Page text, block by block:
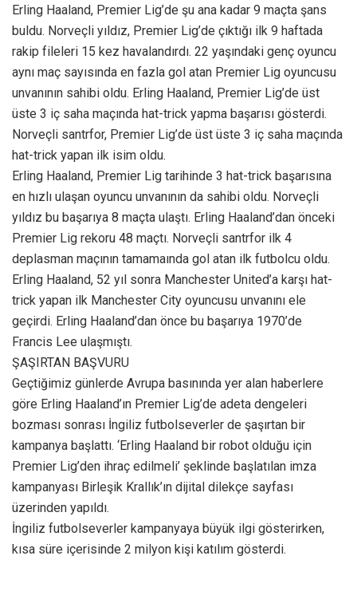
Erling Haaland, Premier Lig’de şu ana kadar 9 maçta şans
buldu. Norveçli yıldız, Premier Lig’de çıktığı ilk 9 haftada
rakip fileleri 15 kez havalandırdı. 22 yaşındaki genç oyuncu
aynı maç sayısında en fazla gol atan Premier Lig oyuncusu
unvanının sahibi oldu. Erling Haaland, Premier Lig’de üst
üste 3 iç saha maçında hat-trick yapma başarısı gösterdi.
Norveçli santrfor, Premier Lig’de üst üste 3 iç saha maçında
hat-trick yapan ilk isim oldu.
Erling Haaland, Premier Lig tarihinde 3 hat-trick başarısına
en hızlı ulaşan oyuncu unvanının da sahibi oldu. Norveçli
yıldız bu başarıya 8 maçta ulaştı. Erling Haaland’dan önceki
Premier Lig rekoru 48 maçtı. Norveçli santrfor ilk 4
deplasman maçının tamamaında gol atan ilk futbolcu oldu.
Erling Haaland, 52 yıl sonra Manchester United’a karşı hat-
trick yapan ilk Manchester City oyuncusu unvanını ele
geçirdi. Erling Haaland’dan önce bu başarıya 1970’de
Francis Lee ulaşmıştı.
ŞAŞIRTAN BAŞVURU
Geçtiğimiz günlerde Avrupa basınında yer alan haberlere
göre Erling Haaland’ın Premier Lig’de adeta dengeleri
bozması sonrası İngiliz futbolseverler de şaşırtan bir
kampanya başlattı. ‘Erling Haaland bir robot olduğu için
Premier Lig’den ihraç edilmeli’ şeklinde başlatılan imza
kampanyası Birleşik Krallık’ın dijital dilekçe sayfası
üzerinden yapıldı.
İngiliz futbolseverler kampanyaya büyük ilgi gösterirken,
kısa süre içerisinde 2 milyon kişi katılım gösterdi.